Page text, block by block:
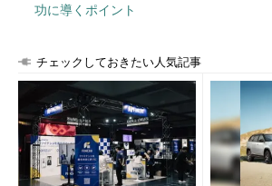
功に導くポイント
チェックしておきたい人気記事